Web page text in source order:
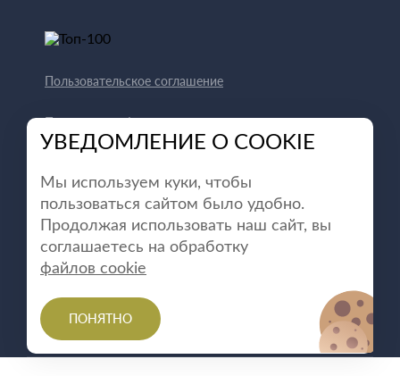
Пользовательское соглашение
Политика конфиденциальности
УВЕДОМЛЕНИЕ О COOKIE
Мы используем куки, чтобы
пользоваться сайтом было удобно.
Продолжая использовать наш сайт, вы
соглашаетесь на обработку
файлов cookie
ПОНЯТНО